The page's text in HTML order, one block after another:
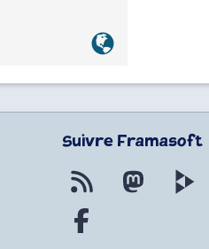
Lien
Suivre Framasoft
Flux RSS Mastodon